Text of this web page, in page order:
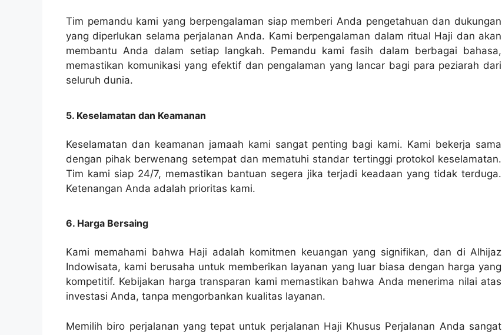
Tim pemandu kami yang berpengalaman siap memberi Anda pengetahuan dan dukungan
yang diperlukan selama perjalanan Anda. Kami berpengalaman dalam ritual Haji dan akan
membantu Anda dalam setiap langkah. Pemandu kami fasih dalam berbagai bahasa,
memastikan komunikasi yang efektif dan pengalaman yang lancar bagi para peziarah dari
seluruh dunia.
5. Keselamatan dan Keamanan
Keselamatan dan keamanan jamaah kami sangat penting bagi kami. Kami bekerja sama
dengan pihak berwenang setempat dan mematuhi standar tertinggi protokol keselamatan.
Tim kami siap 24/7, memastikan bantuan segera jika terjadi keadaan yang tidak terduga.
Ketenangan Anda adalah prioritas kami.
6. Harga Bersaing
Kami memahami bahwa Haji adalah komitmen keuangan yang signifikan, dan di Alhijaz
Indowisata, kami berusaha untuk memberikan layanan yang luar biasa dengan harga yang
kompetitif. Kebijakan harga transparan kami memastikan bahwa Anda menerima nilai atas
investasi Anda, tanpa mengorbankan kualitas layanan.
Memilih biro perjalanan yang tepat untuk perjalanan Haji Khusus Perjalanan Anda sangat